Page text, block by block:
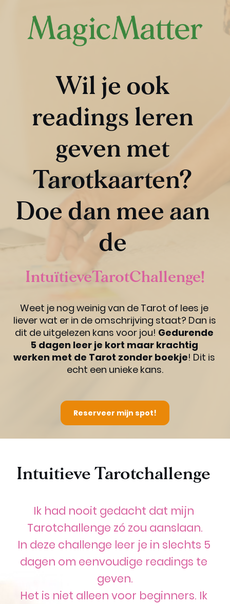
Wil je ook
readings leren
geven met
Tarotkaarten?
Doe dan mee aan
de
IntuïtieveTarotChallenge!
Weet je nog weinig van de Tarot of lees je
liever wat er in de omschrijving staat? Dan is
dit de uitgelezen kans voor jou! Gedurende
5 dagen leer je kort maar krachtig
werken met de Tarot zonder boekje! Dit is
echt een unieke kans.
Reserveer mijn spot!
Intuitieve Tarotchallenge
Ik had nooit gedacht dat mijn
Tarotchallenge zó zou aanslaan.
In deze challenge leer je in slechts 5
dagen om eenvoudige readings te
geven.
Het is niet alleen voor beginners. Ik